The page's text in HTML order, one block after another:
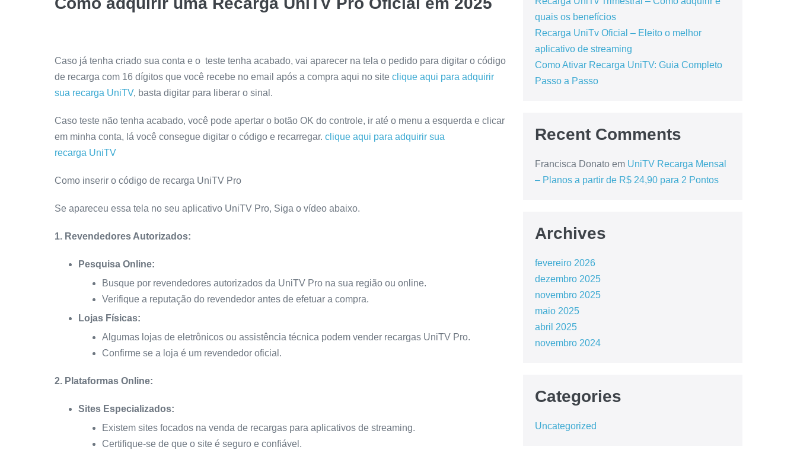
Caso já tenha criado sua conta e o teste tenha acabado, vai aparecer na tela o pedido para digitar o código
de recarga com 16 dígitos que você recebe no email após a compra aqui no site clique aqui para adquirir
sua recarga UniTV, basta digitar para liberar o sinal.
Caso teste não tenha acabado, você pode apertar o botão OK do controle, ir até o menu a esquerda e clicar
em minha conta, lá você consegue digitar o código e recarregar. clique aqui para adquirir sua
recarga UniTV
Como inserir o código de recarga UniTV Pro
Se apareceu essa tela no seu aplicativo UniTV Pro, Siga o vídeo abaixo.
1. Revendedores Autorizados:
Pesquisa Online:
Busque por revendedores autorizados da UniTV Pro na sua região ou online.
Verifique a reputação do revendedor antes de efetuar a compra.
Lojas Físicas:
Algumas lojas de eletrônicos ou assistência técnica podem vender recargas UniTV Pro.
Confirme se a loja é um revendedor oficial.
2. Plataformas Online:
Sites Especializados:
Existem sites focados na venda de recargas para aplicativos de streaming.
Certifique-se de que o site é seguro e confiável.
quais os benefícios
Recarga UniTv Oficial – Eleito o melhor
aplicativo de streaming
Como Ativar Recarga UniTV: Guia Completo
Passo a Passo
Recent Comments
Francisca Donatoem UniTV Recarga Mensal
– Planos a partir de R$ 24,90 para 2 Pontos
Archives
fevereiro 2026
dezembro 2025
novembro 2025
maio 2025
abril 2025
novembro 2024
Categories
Uncategorized